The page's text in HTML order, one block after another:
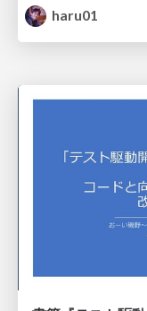
haru01